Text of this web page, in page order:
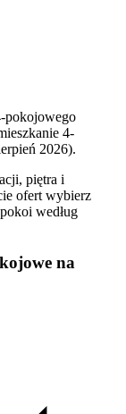
pokojowego
4-
2026).
piętra i
ofert wybierz
według
na